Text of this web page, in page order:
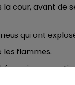
la cour, avant de
qui ont
flammes.
mais une